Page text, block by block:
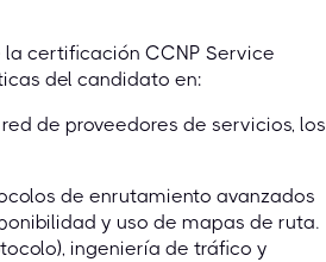
certificación CCNP Service
del candidato en:
de proveedores de servicios, los
de enrutamiento avanzados
y uso de mapas de ruta.
ingeniería de tráfico y